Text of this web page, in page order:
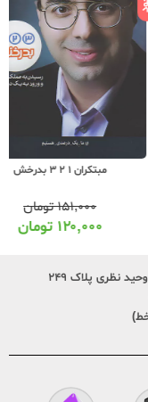
تومان
۱۲۰,۰۰۰تومان